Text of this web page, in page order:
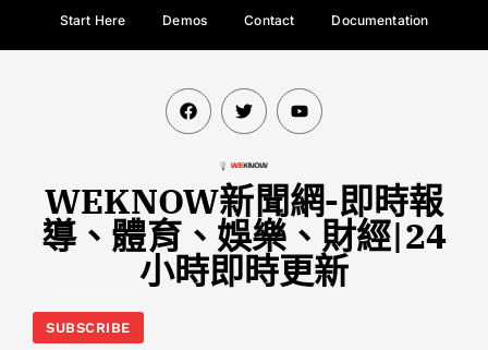
Start Here Demos Contact Documentation
WEKNOW新聞網-即時報
導、體育、娛樂、財經|24
小時即時更新
SUBSCRIBE